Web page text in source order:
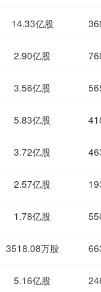
14.33亿股
2.90亿股
3.56亿股
5.83亿股
3.72亿股
2.57亿股
1.78亿股
3518.08万股
5.16亿股